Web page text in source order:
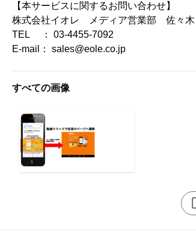
【本サービスに関するお問い合わせ】
株式会社イオレ メディア営業部 佐々木
TEL ： 03-4455-7092
E-mail： sales@eole.co.jp
すべての画像